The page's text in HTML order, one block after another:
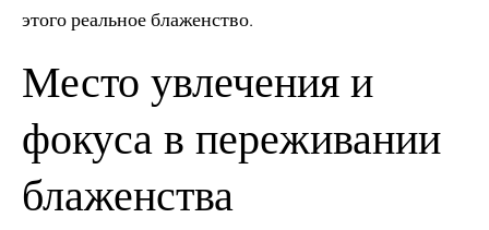
этого реальное блаженство.
Место увлечения и
фокуса в переживании
блаженства